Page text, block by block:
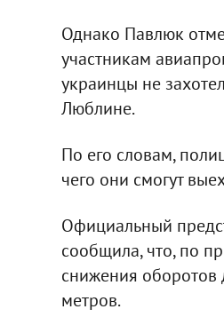
Однако Павлюк
участникам
украинцы не
Люблине.
По его словам,
чего они смогут
Официальный
сообщила, что, по
снижения оборотов
метров.